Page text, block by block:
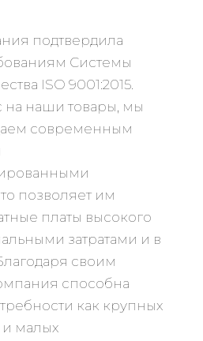
подтвердила
Системы
ISO 9001:2015.
на наши товары, мы
современным
позволяет им
платы высокого
затратами и в
своим
способна
как крупных
и малых